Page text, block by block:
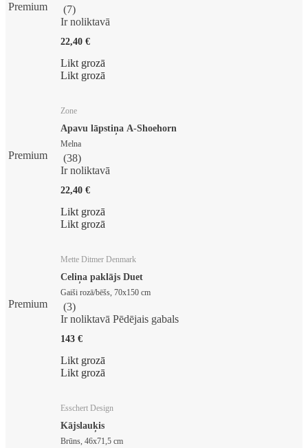
Premium (7)
Ir noliktavā
22,40 €
Likt grozā
Likt grozā
Premium
Zone
Apavu lāpstiņa A-Shoehorn
Melna
(38)
Ir noliktavā
22,40 €
Likt grozā
Likt grozā
Premium
Mette Ditmer Denmark
Celiņa paklājs Duet
Gaiši rozā/bēšs, 70x150 cm
(3)
Ir noliktavā Pēdējais gabals
143 €
Likt grozā
Likt grozā
Esschert Design
Kājslauķis
Brūns, 46x71,5 cm